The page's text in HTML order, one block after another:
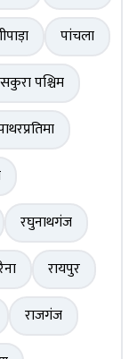
पांचला
पश्चिम
रघुनाथगंज
रायपुर
राजगंज